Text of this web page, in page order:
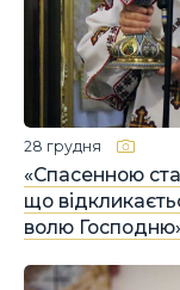
«Спасенною
що
волю
28 грудня